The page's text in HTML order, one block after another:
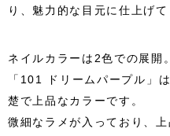
り、魅力的な目元に仕上げて
ネイルカラーは2色での展開。
「101 ドリームパープル」
楚で上品なカラーです。
微細なラメが入っており、上